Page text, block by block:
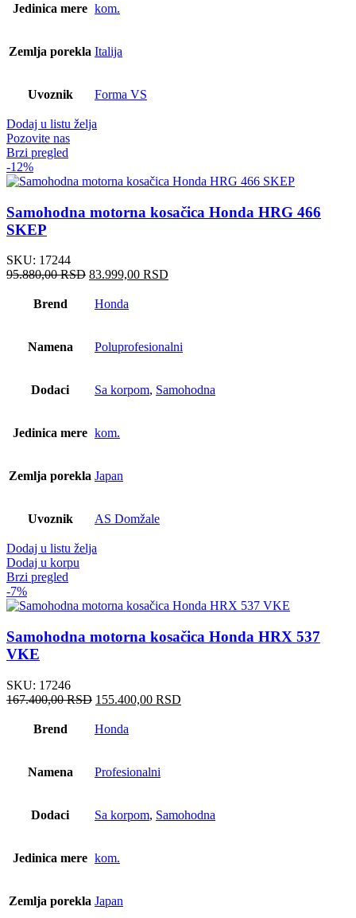
Jedinica mere kom.
Zemlja porekla Italija
Uvoznik Forma VS
Dodaj u listu želja
Pozovite nas
Brzi pregled
-12%
Samohodna motorna kosačica Honda HRG 466
SKEP
SKU: 17244
95.880,00RSD Originalna
je
83.999,00 RSD
Brend Honda
Namena Poluprofesionalni
Dodaci Sa korpom, Samohodna
Jedinica mere kom.
Zemlja porekla Japan
Uvoznik AS Domžale
Dodaj u listu želja
Dodaj u korpu
Brzi pregled
-7%
Samohodna motorna kosačica Honda HRX 537
VKE
SKU: 17246
167.400,00RSD Originalna
je
155.400,00 RSD
Brend Honda
Namena Profesionalni
Dodaci Sa korpom, Samohodna
Jedinica mere kom.
Zemlja porekla Japan